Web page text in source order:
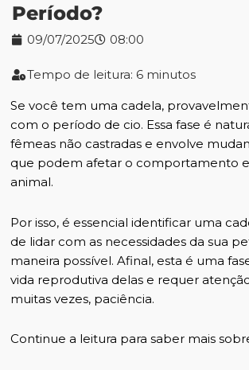
Período?
09/07/2025 08:00
Tempo de leitura: 6 minutos
Se você tem uma cadela,
com o período de cio. Essa fase é
fêmeas não castradas e envolve
que podem afetar o comportamento
animal.
Por isso, é essencial identificar uma
de lidar com as necessidades da sua
maneira possível. Afinal, esta é uma
vida reprodutiva delas e requer
muitas vezes, paciência.
Continue a leitura para saber mais